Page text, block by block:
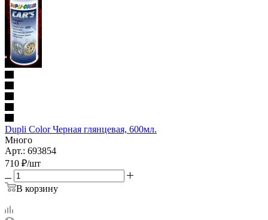
Dupli Color Черная глянцевая, 600мл.
Много
Арт.: 693854
710 ₽/шт
В корзину